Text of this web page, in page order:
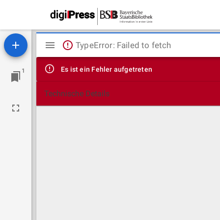
1
Mirador
Viewer
TypeError: Failed to fetch
Es ist ein Fehler aufgetreten
Technische Details